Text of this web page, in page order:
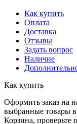
Как купить
Оплата
Доставка
Отзывы
Задать вопрос
Наличие
Как купить
Оформить заказ на
выбранные товары в
Корзина, проверьте